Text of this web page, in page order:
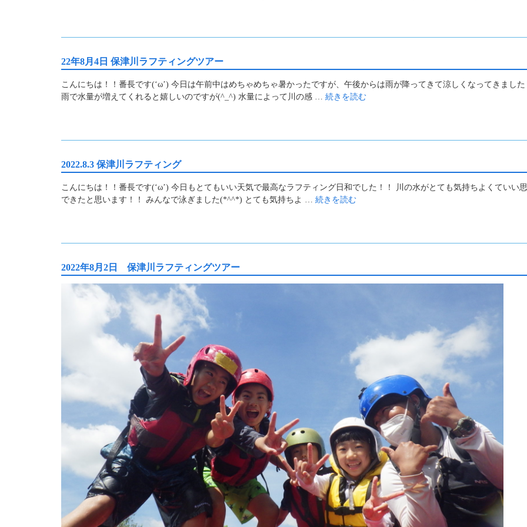
22年8月4日 保津川ラフティングツアー
こんにちは！！番長です(‘ω’) 今日は午前中はめちゃめちゃ暑かったですが、午後からは雨が降ってきて涼しくなってきまし
雨で水量が増えてくれると嬉しいのですが(^_^) 水量によって川の感 … 続きを読む
2022.8.3 保津川ラフティング
こんにちは！！番長です(‘ω’) 今日もとてもいい天気で最高なラフティング日和でした！！ 川の水がとても気持ちよくていい
できたと思います！！ みんなで泳ぎました(*^^*) とても気持ちよ … 続きを読む
2022年8月2日 保津川ラフティングツアー